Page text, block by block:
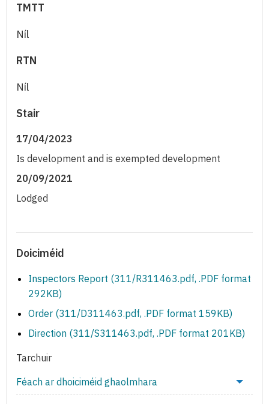
TMTT
Níl
RTN
Níl
Stair
17/04/2023
Is development and is exempted development
20/09/2021
Lodged
Doiciméid
Inspectors Report (311/R311463.pdf, .PDF format
292KB)
Order (311/D311463.pdf, .PDF format 159KB)
Direction (311/S311463.pdf, .PDF format 201KB)
Tarchuir
Féach ar dhoiciméid ghaolmhara